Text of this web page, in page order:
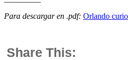
Para descargar en .pdf: Orlando
Share This: